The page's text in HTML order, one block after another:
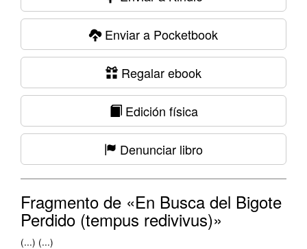
Enviar a Pocketbook
Regalar ebook
Edición física
Denunciar libro
Fragmento de «En Busca del Bigote
Perdido (tempus redivivus)»
(...) (...)